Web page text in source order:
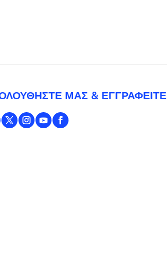
ΜΑΣ & ΕΓΓΡΑΦΕΊΤΕ